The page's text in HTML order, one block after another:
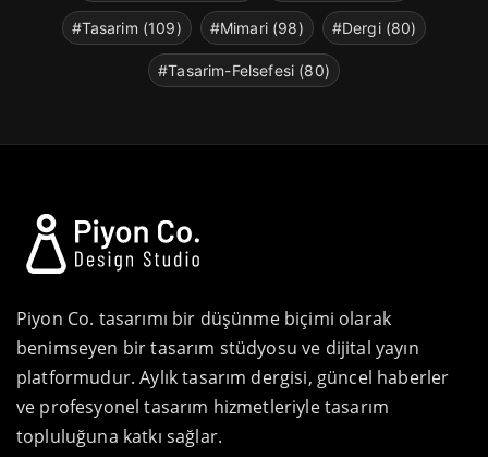
#Tasarim (109) #Mimari (98) #Dergi (80)
#Tasarim-Felsefesi (80)
Piyon Co. tasarımı bir düşünme biçimi olarak
benimseyen bir tasarım stüdyosu ve dijital yayın
platformudur. Aylık tasarım dergisi, güncel haberler
ve profesyonel tasarım hizmetleriyle tasarım
topluluğuna katkı sağlar.